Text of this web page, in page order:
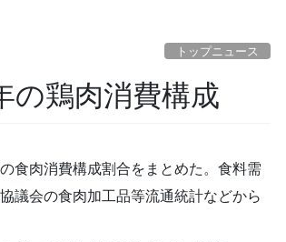
トップニュース
鶏肉消費構成
食肉消費構成割合をまとめた。食料需
議会の食肉加工品等流通統計などから